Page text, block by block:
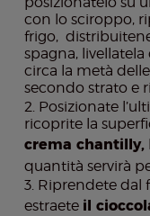
con lo sciroppo,
frigo,
spagna,
circa la metà
secondo strato e
Posizionate
ricoprite la
crema chantilly,
quantità servirà
Riprendete dal
estraete il